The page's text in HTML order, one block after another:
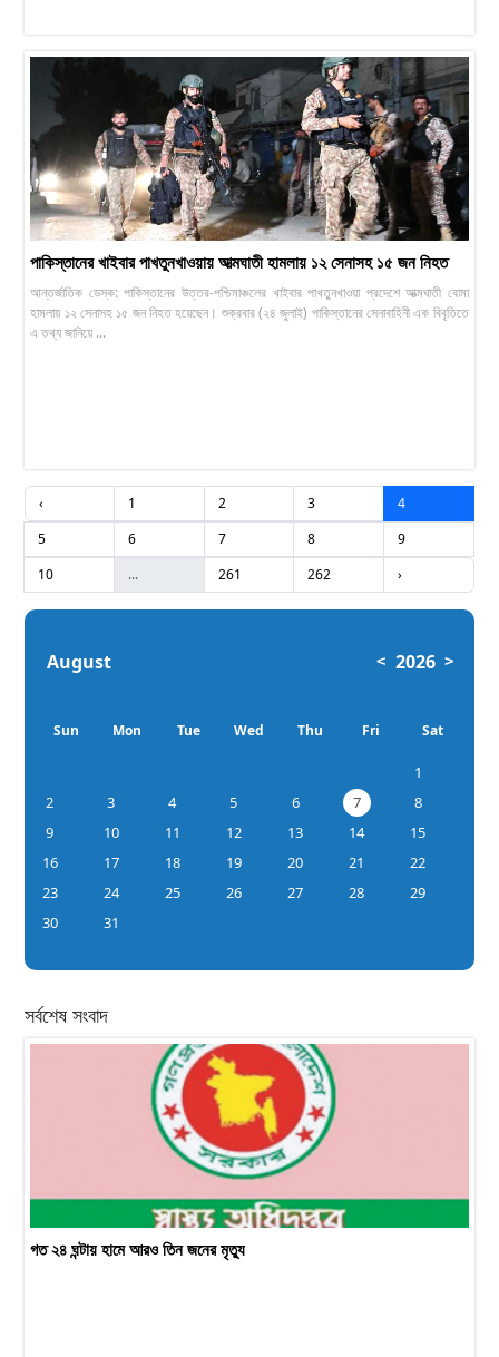
পাকিস্তানের খাইবার পাখতুনখাওয়ায় আত্মঘাতী হামলায় ১২ সেনাসহ ১৫ জন নিহত
আন্তর্জাতিক ডেস্ক: পাকিস্তানের উত্তর-পশ্চিমাঞ্চলের খাইবার পাখতুনখাওয়া প্রদেশে আত্মঘাতী বোমা
হামলায় ১২ সেনাসহ ১৫ জন নিহত হয়েছেন। শুক্রবার (২৪ জুলাই) পাকিস্তানের সেনাবাহিনী এক বিবৃতিতে
এ তথ্য জানিয়ে ...
‹ 1 2 3
4
5
6 7 8
9
10
... 261 262 ›
August < 2026 >
Sun Mon Tue Wed Thu Fri Sat
1
2
3 4 5 6 7
8
9
10 11 12 13 14
15
16
17 18 19 20 21
22
23
24 25 26 27 28
29
30
31
সর্বশেষ সংবাদ
গত ২৪ ঘন্টায় হামে আরও তিন জনের মৃত্যু